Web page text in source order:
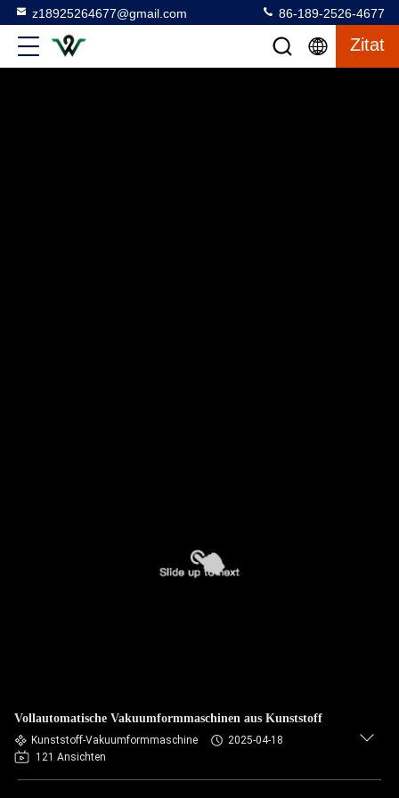
z18925264677@gmail.com 86-189-2526-4677
Zitat
Vollautomatische Vakuumformmaschinen aus Kunststoff
Kunststoff-Vakuumformmaschine
2025-04-18
121 Ansichten